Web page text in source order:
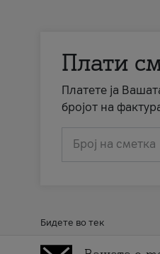
Плати
Платете ја
бројот на
Број на сметка
Бидете во тек